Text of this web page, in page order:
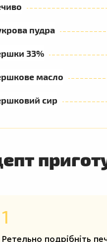
пудра
33%
масло
сир
1
Ретельно подрібніть